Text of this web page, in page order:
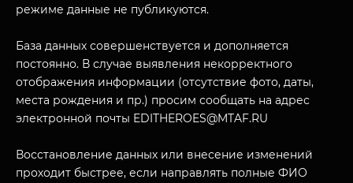
МУЗЕЙНЫЙ КОМПЛЕКС
ПОСЕТИТЕЛЯМ
режиме данные не публикуются.
База данных совершенствуется и дополняется
постоянно. В случае выявления некорректного
отображения информации (отсутствие фото, даты,
места рождения и пр.) просим сообщать на адрес
электронной почты EDITHEROES@MTAF.RU
Восстановление данных или внесение изменений
проходит быстрее, если направлять полные ФИО